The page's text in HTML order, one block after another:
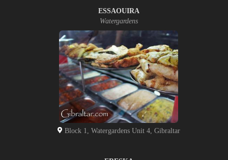
ESSAOUIRA
Watergardens
Block 1, Watergardens Unit 4, Gibraltar